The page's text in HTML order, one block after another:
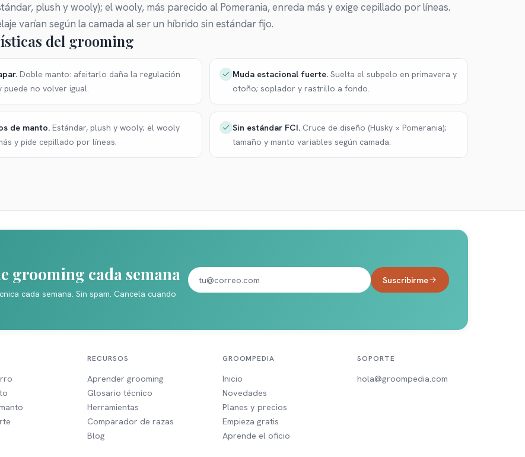
plush y wooly); el wooly, más parecido al Pomerania, enreda más y exige cepillado por líneas.
varían según la camada al ser un híbrido sin estándar fijo.
del grooming
. Doble manto: afeitarlo daña la regulación
puede no volver igual.
Muda estacional fuerte. Suelta el subpelo en primavera y
otoño; soplador y rastrillo a fondo.
de manto. Estándar, plush y wooly; el wooly
y pide cepillado por líneas.
Sin estándar FCI. Cruce de diseño (Husky × Pomerania);
tamaño y manto variables según camada.
grooming cada semana
cada semana. Sin spam. Cancela cuando
Suscribirme
RECURSOS
Aprender grooming
Glosario técnico
Herramientas
Comparador de razas
Blog
GROOMPEDIA
Inicio
Novedades
Planes y precios
Empieza gratis
Aprende el oficio
SOPORTE
hola@groompedia.com